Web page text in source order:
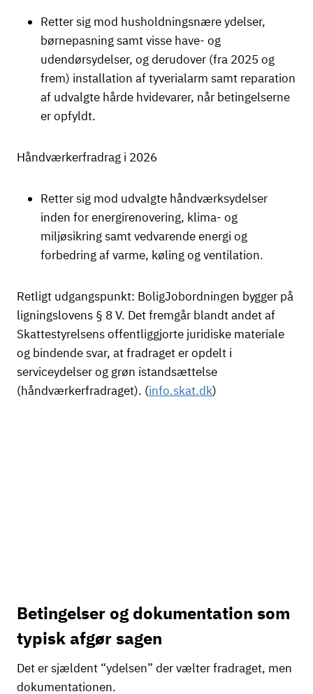
Retter sig mod husholdningsnære ydelser,
børnepasning samt visse have- og
udendørsydelser, og derudover (fra 2025 og
frem) installation af tyverialarm samt reparation
af udvalgte hårde hvidevarer, når betingelserne
er opfyldt.
Håndværkerfradrag i 2026
Retter sig mod udvalgte håndværksydelser
inden for energirenovering, klima- og
miljøsikring samt vedvarende energi og
forbedring af varme, køling og ventilation.
Retligt udgangspunkt: BoligJobordningen bygger på
ligningslovens § 8 V. Det fremgår blandt andet af
Skattestyrelsens offentliggjorte juridiske materiale
og bindende svar, at fradraget er opdelt i
serviceydelser og grøn istandsættelse
(håndværkerfradraget). (info.skat.dk)
Betingelser og dokumentation som
typisk afgør sagen
Det er sjældent “ydelsen” der vælter fradraget, men
dokumentationen.